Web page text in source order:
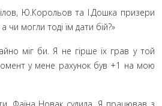
Ю.Корольов та І.Дошка призери
чи могли тоді їм дати бій?»
міг би. Я не гірше їх грав у той
у мене рахунок був +1 на мою